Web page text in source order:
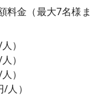
料金（最大7名様ま
）
）
）
人）